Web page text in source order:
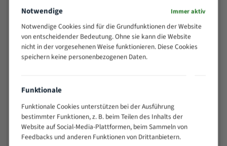
25 - 50
50 - 120
4/6
80 - 180
3/4
130 -
2/3
450
200 -
600
1,1/1,6
> 500
0,75/1,25
Vorteile:
Notwendige Immer aktiv
Notwendige Cookies sind für die Grundfunktionen der Website
von entscheidender Bedeutung. Ohne sie kann die Website
nicht in der vorgesehenen Weise funktionieren. Diese Cookies
speichern keine personenbezogenen Daten.
Funktionale
Funktionale Cookies unterstützen bei der Ausführung
bestimmter Funktionen, z. B. beim Teilen des Inhalts der
Website auf Social-Media-Plattformen, beim Sammeln von
Feedbacks und anderen Funktionen von Drittanbietern.